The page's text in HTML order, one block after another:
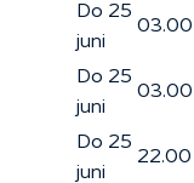
Do 25
juni
03.00
Do 25
juni
03.00
Do 25
juni
22.00